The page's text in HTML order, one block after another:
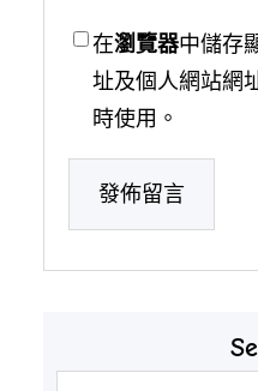
在瀏覽器中儲存
址及個人網站網
時使用。